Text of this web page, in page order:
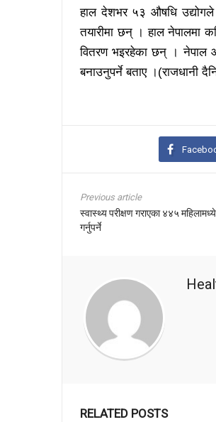
हाल देशभर ५३ औषधि
तयारीमा छन् । हाल नेपालमा
वितरण भइरहेका छन् । नेपाल
बनाउनुपर्ने बताए ।(राजधानी
Previous article
स्वास्थ्य परीक्षण गराएका ४४५
गर्नुपर्ने
RELATED POSTS